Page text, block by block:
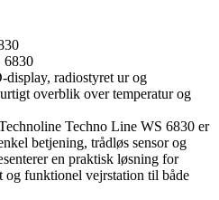
radiostyret ur og
overblik over temperatur og
Techno Line WS 6830 er
betjening, trådløs sensor og
en praktisk løsning for
og funktionel vejrstation til både